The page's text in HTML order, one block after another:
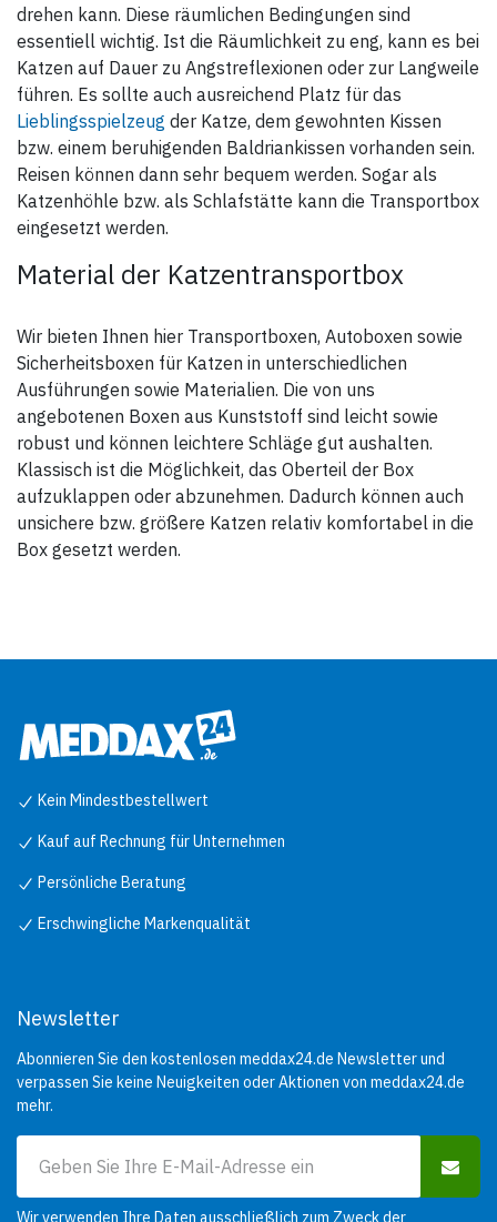
drehen kann. Diese räumlichen Bedingungen sind
essentiell wichtig. Ist die Räumlichkeit zu eng, kann es bei
Katzen auf Dauer zu Angstreflexionen oder zur Langweile
führen. Es sollte auch ausreichend Platz für das
Lieblingsspielzeug der Katze, dem gewohnten Kissen
bzw. einem beruhigenden Baldriankissen vorhanden sein.
Reisen können dann sehr bequem werden. Sogar als
Katzenhöhle bzw. als Schlafstätte kann die Transportbox
eingesetzt werden.
Material der Katzentransportbox
Wir bieten Ihnen hier Transportboxen, Autoboxen sowie
Sicherheitsboxen für Katzen in unterschiedlichen
Ausführungen sowie Materialien. Die von uns
angebotenen Boxen aus Kunststoff sind leicht sowie
robust und können leichtere Schläge gut aushalten.
Klassisch ist die Möglichkeit, das Oberteil der Box
aufzuklappen oder abzunehmen. Dadurch können auch
unsichere bzw. größere Katzen relativ komfortabel in die
Box gesetzt werden.
Kein Mindestbestellwert
Kauf auf Rechnung für Unternehmen
Persönliche Beratung
Erschwingliche Markenqualität
Newsletter
Abonnieren Sie den kostenlosen meddax24.de Newsletter und
verpassen Sie keine Neuigkeiten oder Aktionen von meddax24.de
mehr.
Wir verwenden Ihre Daten ausschließlich zum Zweck der